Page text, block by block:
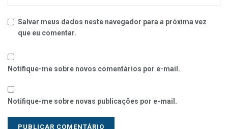
Salvar meus dados neste navegador para a próxima vez
que eu comentar.
Notifique-me sobre novos comentários por e-mail.
Notifique-me sobre novas publicações por e-mail.